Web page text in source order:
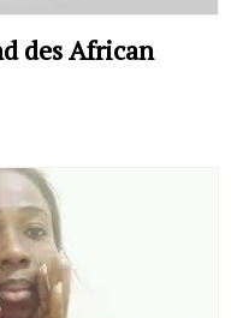
des African